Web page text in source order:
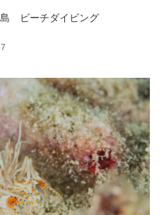
島 ビーチダイビング